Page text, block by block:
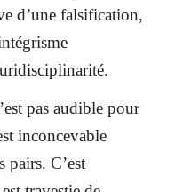
d’une falsification,
pas audible pour
inconcevable
pairs. C’est